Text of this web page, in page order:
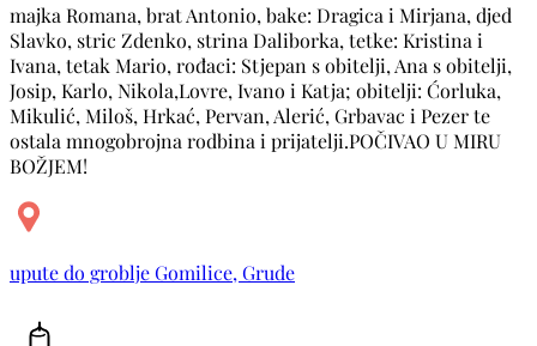
majka Romana, brat Antonio, bake: Dragica i Mirjana, djed
Slavko, stric Zdenko, strina Daliborka, tetke: Kristina i
Ivana, tetak Mario, rođaci: Stjepan s obitelji, Ana s obitelji,
Josip, Karlo, Nikola,Lovre, Ivano i Katja; obitelji: Ćorluka,
Mikulić, Miloš, Hrkać, Pervan, Alerić, Grbavac i Pezer te
ostala mnogobrojna rodbina i prijatelji.POČIVAO U MIRU
BOŽJEM!
upute do groblje Gomilice, Grude